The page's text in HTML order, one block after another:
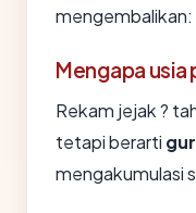
mengembalikan:
Mengapa usia
Rekam jejak ?
tetapi berarti
mengakumulasi